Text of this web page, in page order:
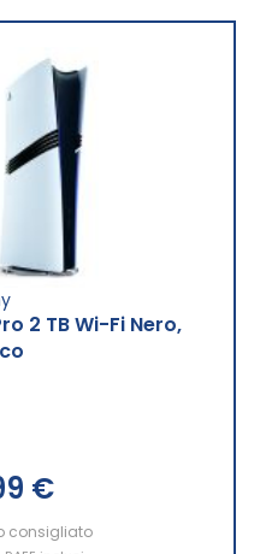
2 TB Wi-Fi Nero,
€
consigliato